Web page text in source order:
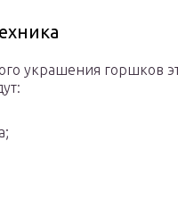
украшения горшков